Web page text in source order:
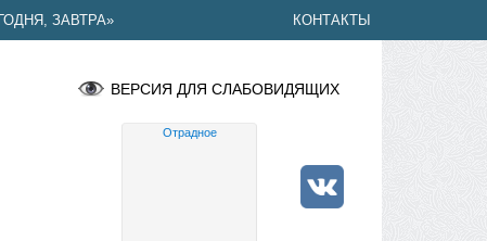
ЗАВТРА» КОНТАКТЫ
ВЕРСИЯ ДЛЯ СЛАБОВИДЯЩИХ
Отрадное